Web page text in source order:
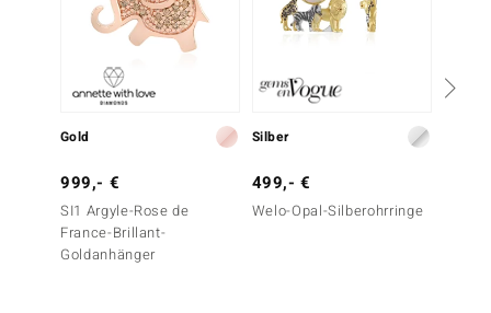
Gold
999,- €
SI1 Argyle-Rose de
France-Brillant-
Goldanhänger
Silber
499,- €
Welo-Opal-Silberohrringe